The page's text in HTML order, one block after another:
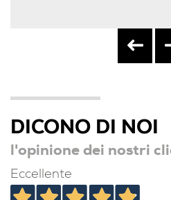
DICONO DI NOI
l'opinione dei nostri
Eccellente